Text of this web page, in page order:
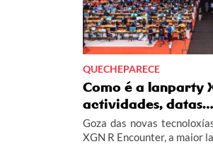
QUECHEPARECE
Como é a lanparty
actividades, datas…
Goza das novas
XGN R Encounter, a maior